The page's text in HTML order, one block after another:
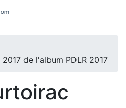
de l'album PDLR 2017